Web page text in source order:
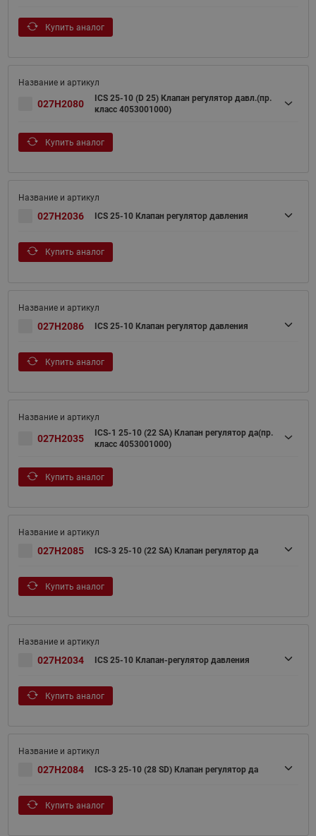
Купить аналог
027H2080
ICS 25-10 (D 25) Клапан регулятор давл.(пр.
класс 4053001000)
Купить аналог
027H2036 ICS 25-10 Клапан регулятор давления
Купить аналог
027H2086 ICS 25-10 Клапан регулятор давления
Купить аналог
027H2035
ICS-1 25-10 (22 SA) Клапан регулятор да(пр.
класс 4053001000)
Купить аналог
027H2085 ICS-3 25-10 (22 SA) Клапан регулятор да
Купить аналог
027H2034 ICS 25-10 Клапан-регулятор давления
Купить аналог
027H2084 ICS-3 25-10 (28 SD) Клапан регулятор да
Купить аналог